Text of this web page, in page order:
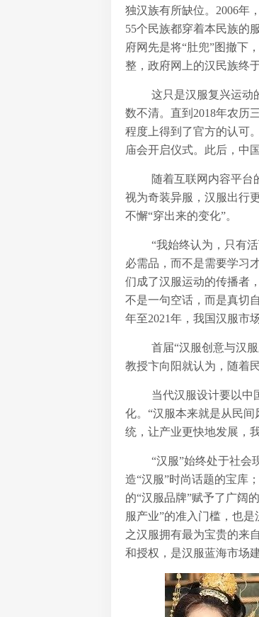
独汉族有所缺位。2006年
55个民族都穿着本民族的
府网先是将“肚兜”图撤下
整，政府网上的汉民族终
这只是汉服复兴运动
数不清。直到2018年农历
程度上得到了官方的认可
庙会开启仪式。此后，中
随着互联网内容平台
视为奇装异服，汉服出行
不懈“穿出来的变化”。
“我始终认为，只有
必需品，而不是需要学习
们成了汉服运动的传播者
不是一句空话，而是真切
年至2021年，我国汉服市
首届“汉服创意与汉
教授卞向阳就认为，随着
当代汉服设计要以中
化。“汉服本来就是从民
统，让产业更快地发展，
“汉服”始终处于社会
造“汉服”时尚话题的宝库
的“汉服品牌”赋予了广阔
服产业”的准入门槛，也
之汉服拥有最为宝贵的来
和授权，是汉服蓝海市场